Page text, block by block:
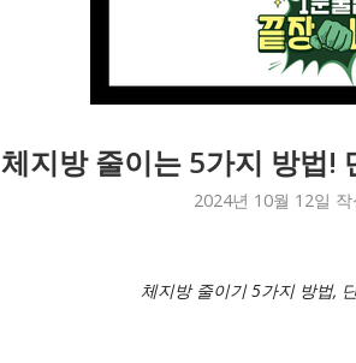
체지방 줄이는 5가지 방법!
2024년 10월 12일
체지방 줄이기 5가지 방법,